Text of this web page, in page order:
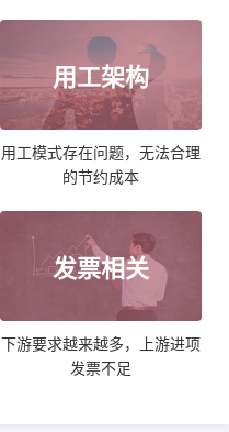
用工架构
用工模式存在问题，无法合理
的节约成本
发票相关
下游要求越来越多，上游进项
发票不足